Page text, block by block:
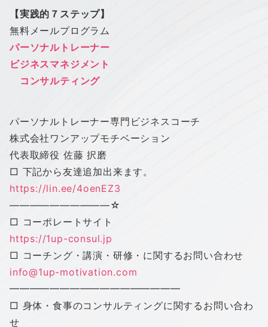
【実践的７ステップ】
無料メールプログラム
パーソナルトレーナー
ビジネスマネジメント
コンサルティング
パーソナルトレーナー専門ビジネスコーチ
株式会社 ワンアップモチベーション
代表取締役 佐藤 択磨
□ 下記から友達追加出来ます。
https://lin.ee/4oenEZ3
——————————☆
□ コーポレートサイト
https://1up-consul.jp
□ コーチング・講演・研修・に関するお問い合わせ
info@1up-motivation.com
━━━━━━━━━━━━━━━━━
□ 身体・食事のコンサルティングに関するお問い合わ
せ